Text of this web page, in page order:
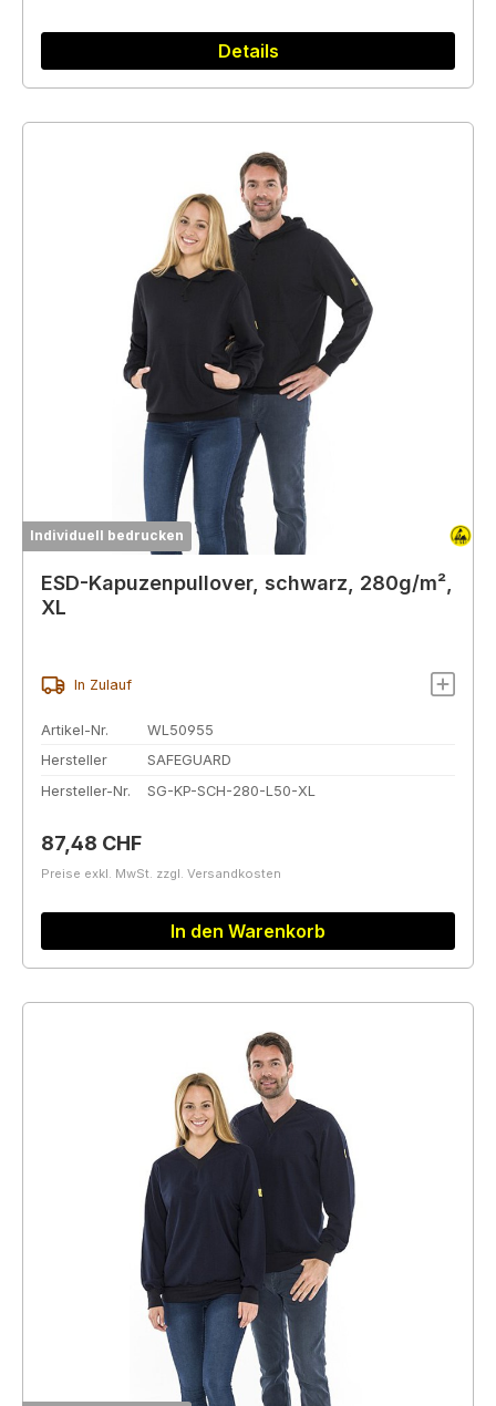
Details
Individuell bedrucken
ESD-Kapuzenpullover, schwarz, 280g/m²,
XL
In Zulauf
Artikel-Nr.
WL50955
Hersteller
SAFEGUARD
Hersteller-Nr.
SG-KP-SCH-280-L50-XL
Regulärer Preis:
87,48 CHF
Preise exkl. MwSt. zzgl. Versandkosten
In den Warenkorb